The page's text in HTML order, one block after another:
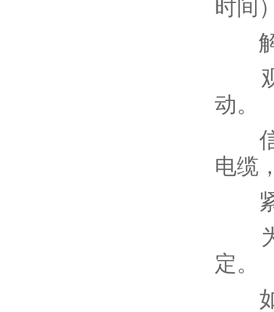
时间
解
观
动。
信
电缆
紧
为
定。
如